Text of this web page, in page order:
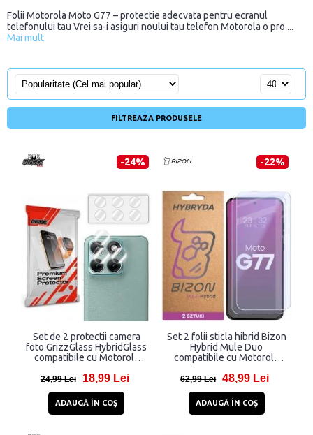
Folii Motorola Moto G77 – protectie adecvata pentru ecranul
telefonului tau Vrei sa-i asiguri noului tau telefon Motorola o pro ...
Mai mult
FILTREAZA PRODUSELE
-24%
Set de 2 protectii camera
foto GrizzGlass HybridGlass
compatibile cu Motorola
24,99 Lei 18,99 Lei
ADAUGĂ ÎN COŞ
-22%
Set 2 folii sticla hibrid Bizon
Hybrid Mule Duo
compatibile cu Motorola
62,99 Lei 48,99 Lei
ADAUGĂ ÎN COŞ